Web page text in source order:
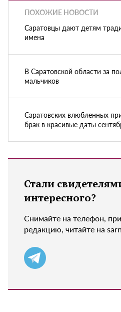
ПОХОЖИЕ НОВОСТИ
Саратовцы дают детям
имена
В Саратовской области за
мальчиков
Саратовских влюбленных
брак в красивые даты
Стали
интересного?
Снимайте на телефон,
редакцию, читайте на